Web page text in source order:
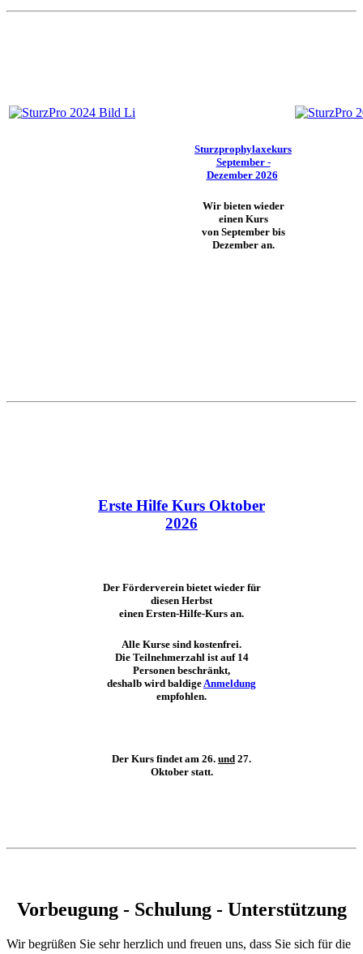
Sturzprophylaxekurs
September -
Dezember 2026
Wir bieten wieder
einen Kurs
von September bis
Dezember an.
Erste Hilfe Kurs Oktober
2026
Der Förderverein bietet wieder für
diesen Herbst
einen Ersten-Hilfe-Kurs an.
Alle Kurse sind kostenfrei.
Die Teilnehmerzahl ist auf 14
Personen beschränkt,
deshalb wird baldigeAnmeldung
empfohlen.
Der Kurs findet am 26. und 27.
Oktober statt.
Vorbeugung - Schulung - Unterstützung
Wir begrüßen Sie sehr herzlich und freuen uns, dass Sie sich für die